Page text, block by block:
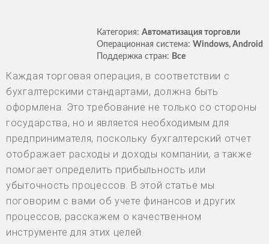
Категория: Автоматизация торговли
Операционная система: Windows, Android
Поддержка стран: Все
Каждая торговая операция, в соответствии с
бухгалтерскими стандартами, должна быть
оформлена. Это требование не только со стороны
государства, но и является необходимым для
предпринимателя, поскольку бухгалтерский отчет
отображает расходы и доходы компании, а также
помогает определить прибыльность или
убыточность процессов. В этой статье мы
поговорим с вами об учете финансов и других
процессов, расскажем о качественном
инструменте для этих целей.